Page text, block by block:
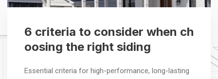
6 criteria to consider when ch
oosing the right siding
Essential criteria for high-performance, long-lasting